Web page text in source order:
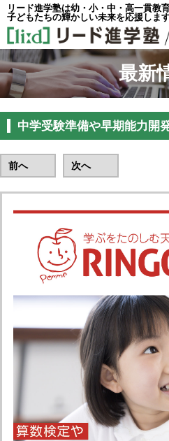
リード進学塾は幼・小・中・高一貫教
子どもたちの輝かしい未来を応援します
最新
中学受験準備や早期能力開
前へ 次へ